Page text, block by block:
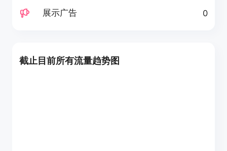
展示广告 0
截止目前所有流量趋势图